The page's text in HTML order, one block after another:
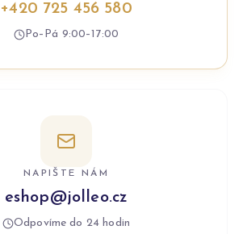
+420 725 456 580
Po–Pá 9:00–17:00
NAPIŠTE NÁM
eshop@jolleo.cz
Odpovíme do 24 hodin